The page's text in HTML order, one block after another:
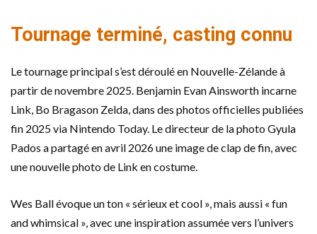
Tournage terminé, casting connu
Le tournage principal s’est déroulé en Nouvelle-Zélande à
partir de novembre 2025. Benjamin Evan Ainsworth incarne
Link, Bo Bragason Zelda, dans des photos officielles publiées
fin 2025 via Nintendo Today. Le directeur de la photo Gyula
Pados a partagé en avril 2026 une image de clap de fin, avec
une nouvelle photo de Link en costume.
Wes Ball évoque un ton « sérieux et cool », mais aussi « fun
and whimsical », avec une inspiration assumée vers l’univers